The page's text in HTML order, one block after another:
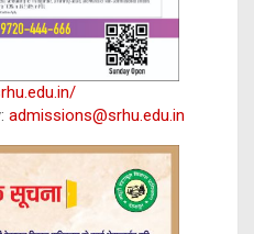
admissions@srhu.edu.in